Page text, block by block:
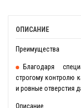
ОПИСАНИЕ
Преимущества
Благодаря
строгому контролю
и ровные отверстия
Описание